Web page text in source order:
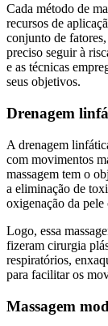
Cada método de
recursos de
conjunto de
preciso seguir à
e as técnicas
seus objetivos.
Drenagem
A drenagem
com movimentos
massagem tem o
a eliminação de
oxigenação da pele
Logo, essa
fizeram cirurgia
respiratórios,
para facilitar os
Massagem